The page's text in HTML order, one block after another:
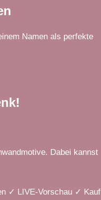
Namen als perfekte
Dabei kannst
✓ LIVE-Vorschau ✓ Kauf